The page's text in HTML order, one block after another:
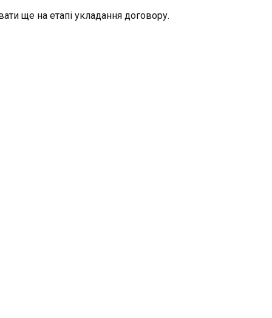
ще на етапі укладання договору.